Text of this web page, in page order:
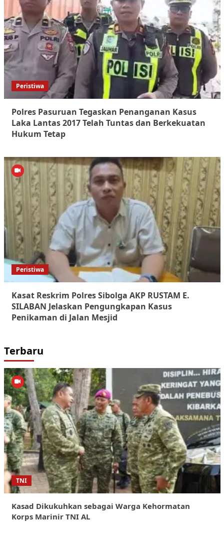
Peristiwa
Polres Pasuruan Tegaskan Penanganan Kasus
Laka Lantas 2017 Telah Tuntas dan Berkekuatan
Hukum Tetap
Peristiwa
Kasat Reskrim Polres Sibolga AKP RUSTAM E.
SILABAN Jelaskan Pengungkapan Kasus
Penikaman di Jalan Mesjid
Terbaru
TNI
Kasad Dikukuhkan sebagai Warga Kehormatan
Korps Marinir TNI AL